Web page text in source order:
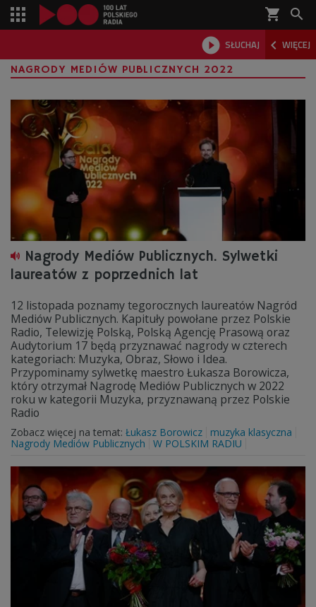
shopping_cart 
 SŁUCHAJ  WIĘCEJ

NAGRODY MEDIÓW PUBLICZNYCH 2022
Nagrody Mediów Publicznych. Sylwetki
laureatów z poprzednich lat
12 listopada poznamy tegorocznych laureatów Nagród
Mediów Publicznych. Kapituły powołane przez Polskie
Radio, Telewizję Polską, Polską Agencję Prasową oraz
Audytorium 17 będą przyznawać nagrody w czterech
kategoriach: Muzyka, Obraz, Słowo i Idea.
Przypominamy sylwetkę maestro Łukasza Borowicza,
który otrzymał Nagrodę Mediów Publicznych w 2022
roku w kategorii Muzyka, przyznawaną przez Polskie
Radio
Zobacz więcej na temat: Łukasz Borowicz
muzyka klasyczna
Nagrody Mediów Publicznych
W POLSKIM RADIU